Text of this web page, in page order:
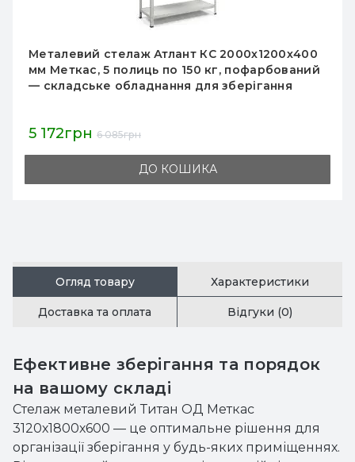
Металевий стелаж Атлант КС 2000х1200х400
мм Меткас, 5 полиць по 150 кг, пофарбований
— складське обладнання для зберігання
5 172грн 6 085грн
ДО КОШИКА
Огляд товару Характеристики
Доставка та оплата Відгуки (0)
Ефективне зберігання та порядок
на вашому складі
Стелаж металевий Титан ОД Меткас
3120х1800х600 — це оптимальне рішення для
організації зберігання у будь-яких приміщеннях.